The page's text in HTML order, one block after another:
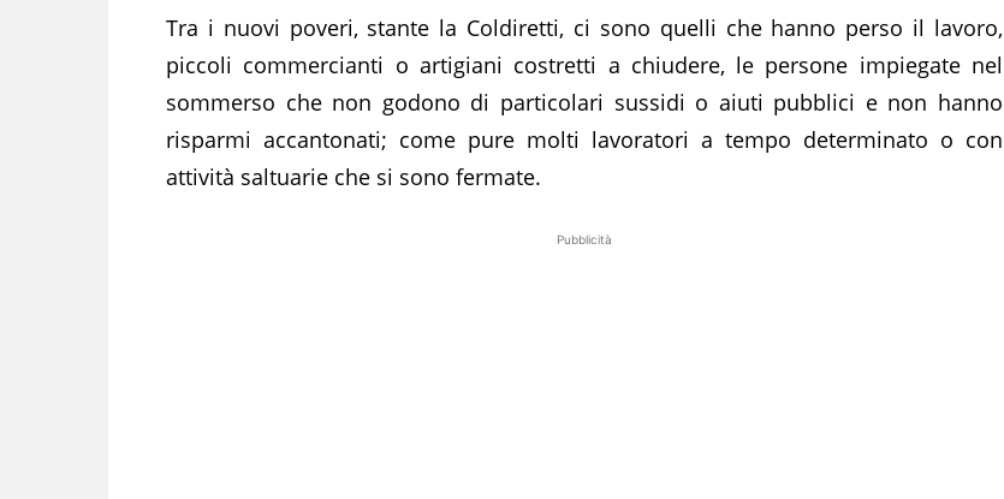
Tra i nuovi poveri, stante la Coldiretti, ci sono quelli che hanno perso il lavoro,
piccoli commercianti o artigiani costretti a chiudere, le persone impiegate nel
sommerso che non godono di particolari sussidi o aiuti pubblici e non hanno
risparmi accantonati; come pure molti lavoratori a tempo determinato o con
attività saltuarie che si sono fermate.
Pubblicità